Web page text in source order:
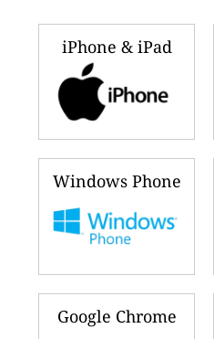
iPhone & iPad
Windows Phone
Google Chrome